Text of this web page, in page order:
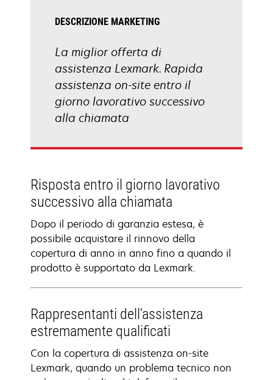
DESCRIZIONE MARKETING
La miglior offerta di
assistenza Lexmark. Rapida
assistenza on-site entro il
giorno lavorativo successivo
alla chiamata
Risposta entro il giorno lavorativo
successivo alla chiamata
Dopo il periodo di garanzia estesa, è
possibile acquistare il rinnovo della
copertura di anno in anno fino a quando il
prodotto è supportato da Lexmark.
Rappresentanti dell'assistenza
estremamente qualificati
Con la copertura di assistenza on-site
Lexmark, quando un problema tecnico non